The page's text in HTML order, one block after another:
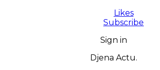
Likes
Subscribe
Sign in
Djena Actu.